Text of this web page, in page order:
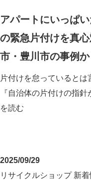
アパートにいっぱ
の緊急片付けを真
市・豊川市の事例か
片付けを怠っていると
『自治体の片付けの指
を読む
2025/09/29
リサイクルショップ 新着